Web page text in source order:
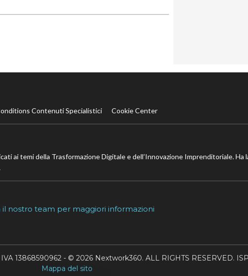
Contenuti Specialistici Cookie Center
ai temi della Trasformazione Digitale e dell’Innovazione Imprenditoriale. Ha
il nostro team per maggiori informazioni
13868590962 - © 2026 Nextwork360. ALL RIGHTS RESERVED.
Mappa del sito